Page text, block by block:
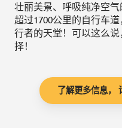
壮丽美景、呼吸纯净空
超过1700公里的自行车
行者的天堂！可以这么
择！
了解更多信息，